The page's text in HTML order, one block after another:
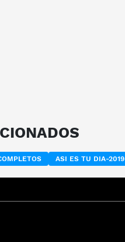
ASI ES TU DIA-2019